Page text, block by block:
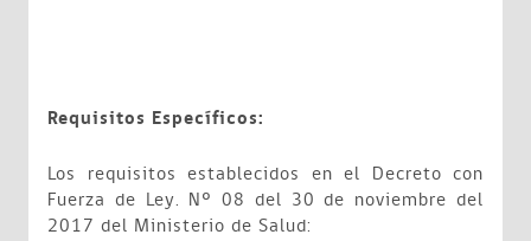
Requisitos Específicos:
Los requisitos establecidos en el Decreto con
Fuerza de Ley. Nº 08 del 30 de noviembre del
2017 del Ministerio de Salud: